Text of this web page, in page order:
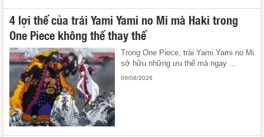
4 lợi thế của trái Yami Yami no Mi mà Haki trong
One Piece không thể thay thế
Trong One Piece, trái Yami Yami no Mi
sở hữu những ưu thế mà ngay ...
09/08/2026